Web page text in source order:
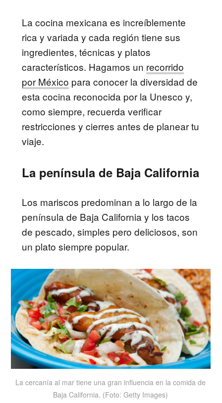
La cocina mexicana es increíblemente
rica y variada y cada región tiene sus
ingredientes, técnicas y platos
característicos. Hagamos un recorrido
por México para conocer la diversidad de
esta cocina reconocida por la Unesco y,
como siempre, recuerda verificar
restricciones y cierres antes de planear tu
viaje.
La península de Baja California
Los mariscos predominan a lo largo de la
península de Baja California y los tacos
de pescado, simples pero deliciosos, son
un plato siempre popular.
La cercanía al mar tiene una gran influencia en la comida de
Baja California. (Foto: Getty Images)